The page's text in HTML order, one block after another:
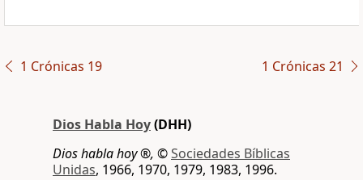
1 Crónicas 19 1 Crónicas 21
Dios Habla Hoy(DHH)
Dios habla hoy ®, ©Sociedades Bíblicas
Unidas, 1966, 1970, 1979, 1983, 1996.